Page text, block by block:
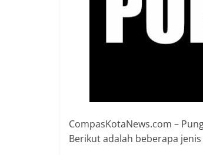
berkualitas
setiap
liputan
CompasKotaNews.com –
Berikut adalah beberapa